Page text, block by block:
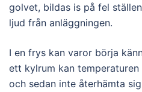
golvet, bildas is på fel
ljud från anläggningen.
I en frys kan varor börja
ett kylrum kan
och sedan inte återhämta